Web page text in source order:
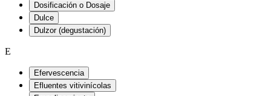
Dosificación o Dosaje
Dulce
Dulzor (degustación)
E
Efervescencia
Efluentes vitivinícolas